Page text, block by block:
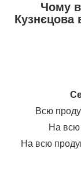
Чому
Кузнєцова
Всю
На всю
На всю